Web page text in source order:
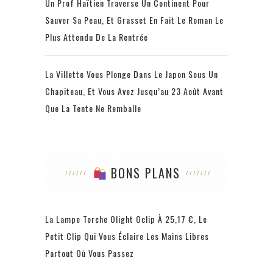
Sauver Sa Peau, Et Grasset En Fait Le Roman Le
Plus Attendu De La Rentrée
La Villette Vous Plonge Dans Le Japon Sous Un
Chapiteau, Et Vous Avez Jusqu’au 23 Août Avant
Que La Tente Ne Remballe
BONS PLANS
La Lampe Torche Olight Oclip À 25,17 €, Le
Petit Clip Qui Vous Éclaire Les Mains Libres
Partout Où Vous Passez